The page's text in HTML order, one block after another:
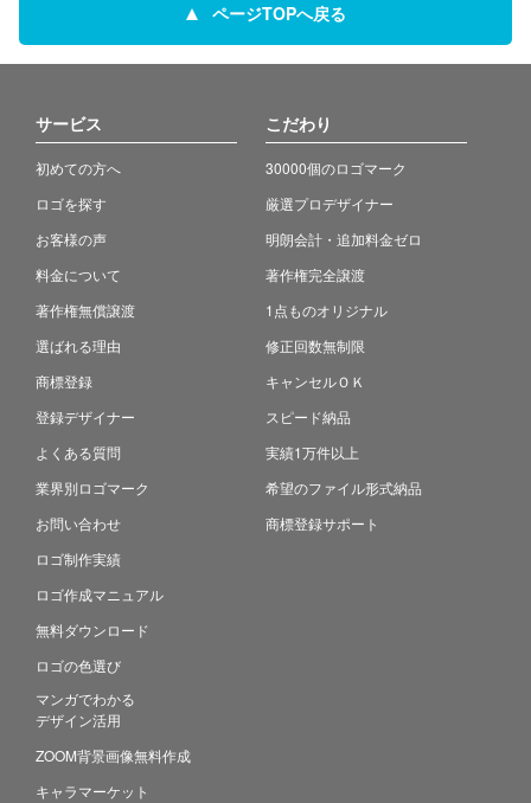
ページTOPへ戻る
サービス
初めての方へ
ロゴを探す
お客様の声
料金について
著作権無償譲渡
選ばれる理由
商標登録
登録デザイナー
よくある質問
業界別ロゴマーク
お問い合わせ
ロゴ制作実績
ロゴ作成マニュアル
無料ダウンロード
ロゴの色選び
マンガでわかる
デザイン活用
ZOOM背景画像無料作成
キャラマーケット
こだわり
30000個のロゴマーク
厳選プロデザイナー
明朗会計・追加料金ゼロ
著作権完全譲渡
1点ものオリジナル
修正回数無制限
キャンセルＯＫ
スピード納品
実績1万件以上
希望のファイル形式納品
商標登録サポート